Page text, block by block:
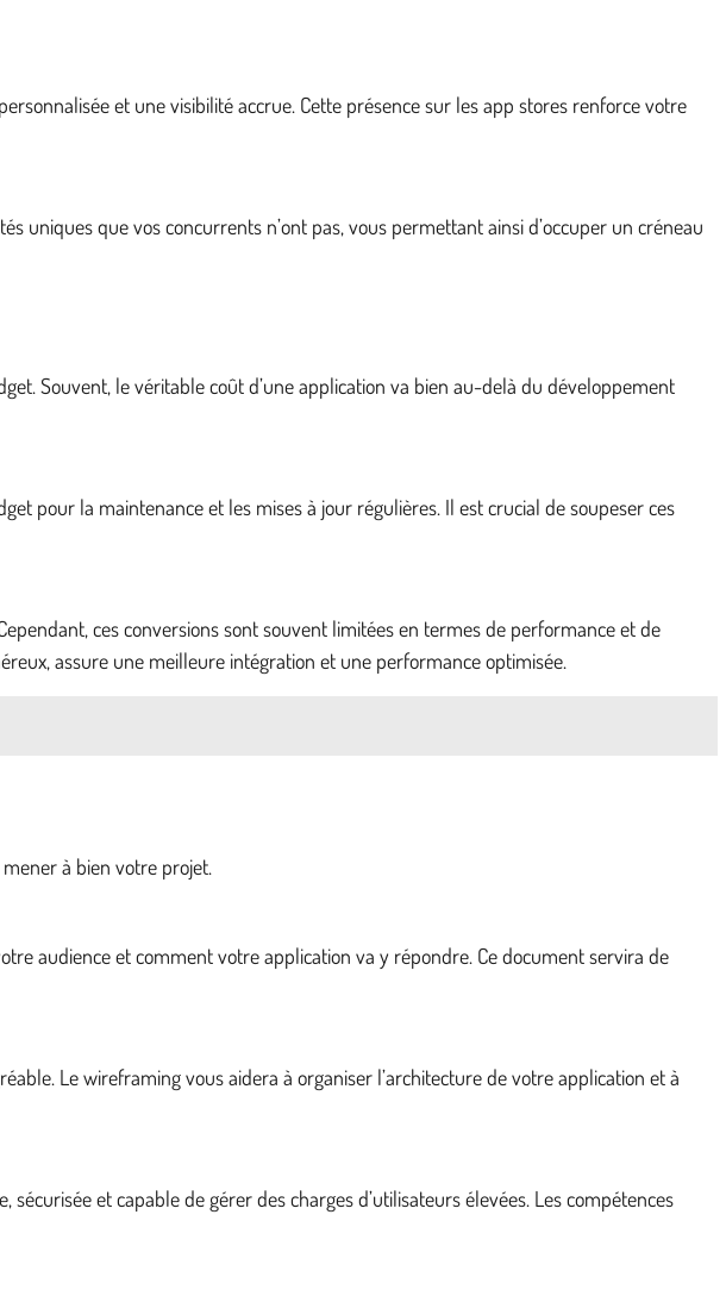
et une visibilité accrue. Cette présence sur les app stores renforce votre
uniques que vos concurrents n’ont pas, vous permettant ainsi d’occuper un créneau
Souvent, le véritable coût d’une application va bien au-delà du développement
pour la maintenance et les mises à jour régulières. Il est crucial de soupeser ces
ces conversions sont souvent limitées en termes de performance et de
assure une meilleure intégration et une performance optimisée.
à bien votre projet.
audience et comment votre application va y répondre. Ce document servira de
Le wireframing vous aidera à organiser l’architecture de votre application et à
et capable de gérer des charges d’utilisateurs élevées. Les compétences